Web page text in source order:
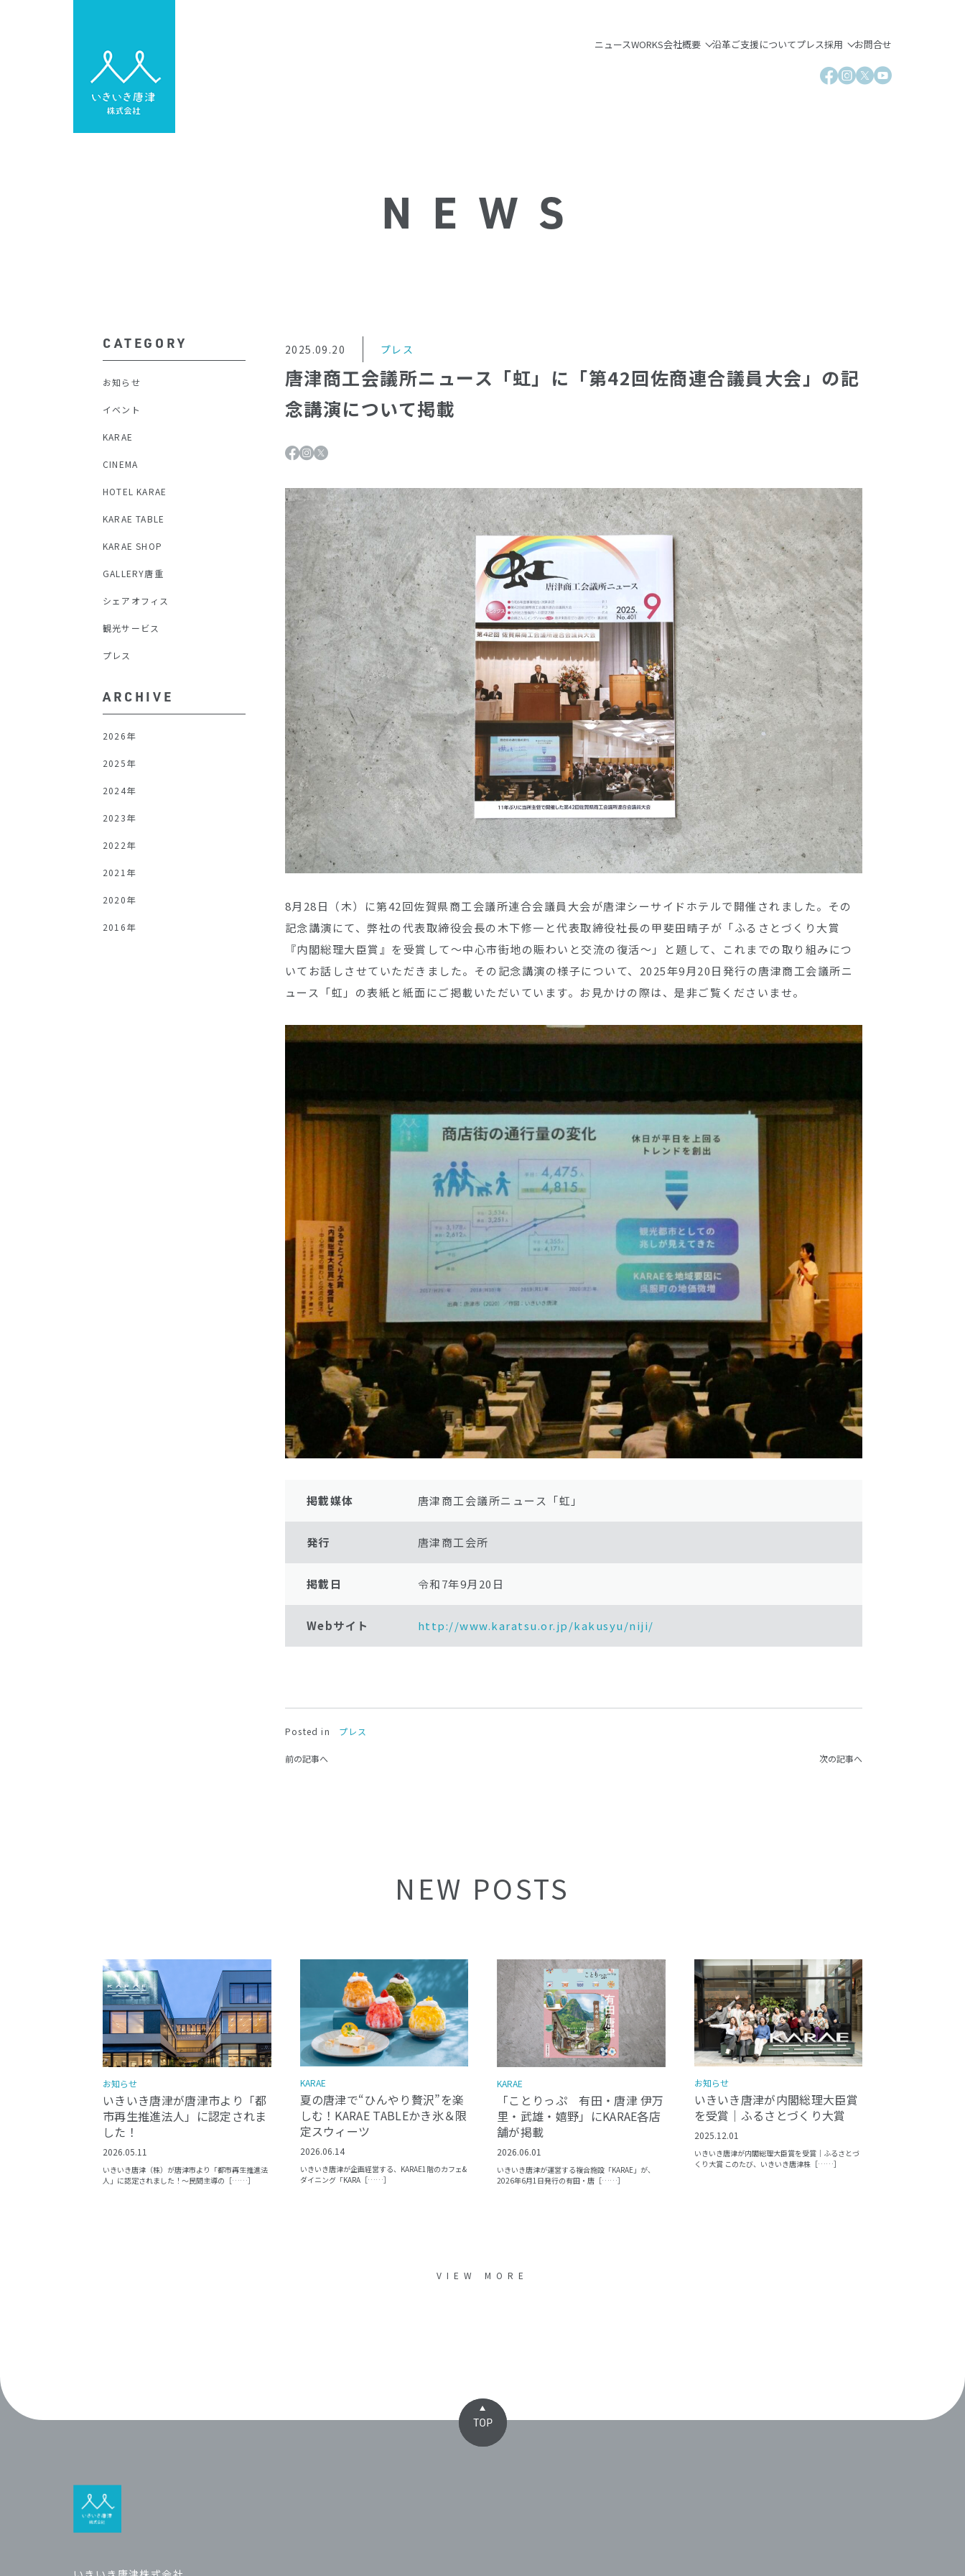
ニュースWORKS会社概要 沿革ご支援についてプレス採用 お問合せ
NEWS
CATEGORY
お知らせ
イベント
KARAE
CINEMA
HOTEL KARAE
KARAE TABLE
KARAE SHOP
GALLERY唐重
シェアオフィス
観光サービス
プレス
ARCHIVE
2026年
2025年
2024年
2023年
2022年
2021年
2020年
2016年
2025.09.20 プレス
唐津商工会議所ニュース「虹」に「第42回佐商連合議員大会」の記
念講演について掲載
8月28日（木）に第42回佐賀県商工会議所連合会議員大会が唐津シーサイドホテルで開催されました。その
記念講演にて、弊社の代表取締役会長の木下修一と代表取締役社長の甲斐田晴子が「ふるさとづくり大賞
『内閣総理大臣賞』を受賞して〜中心市街地の賑わいと交流の復活〜」と題して、これまでの取り組みにつ
いてお話しさせていただきました。その記念講演の様子について、2025年9月20日発行の唐津商工会議所ニ
ュース「虹」の表紙と紙面にご掲載いただいています。お見かけの際は、是非ご覧くださいませ。
掲載媒体 唐津商工会議所ニュース「虹」
発行 唐津商工会所
掲載日 令和7年9月20日
Webサイト http://www.karatsu.or.jp/kakusyu/niji/
Posted in プレス
前の記事へ 次の記事へ
NEW POSTS
お知らせ
いきいき唐津が唐津市より「都
市再生推進法人」に認定されま
した！
2026.05.11
いきいき唐津（株）が唐津市より「都市再生推進法
人」に認定されました！〜民間主導の［……］
KARAE
夏の唐津で“ひんやり贅沢”を楽
しむ！KARAE TABLEかき氷＆限
定スウィーツ
2026.06.14
いきいき唐津が企画経営する、KARAE1階のカフェ&
ダイニング「KARA［……］
KARAE
「ことりっぷ 有田・唐津 伊万
里・武雄・嬉野」にKARAE各店
舗が掲載
2026.06.01
いきいき唐津が運営する複合施設「KARAE」が、
2026年6月1日発行の有田・唐［……］
お知らせ
いきいき唐津が内閣総理大臣賞
を受賞｜ふるさとづくり大賞
2025.12.01
いきいき唐津が内閣総理大臣賞を受賞｜ふるさとづ
くり大賞 このたび、いきいき唐津株［……］
VIEW MORE
TOP